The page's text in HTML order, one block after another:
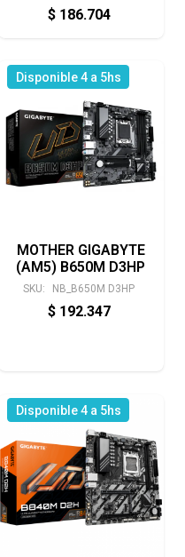
$ 186.704
Disponible 4 a 5hs
MOTHER GIGABYTE
(AM5) B650M D3HP
SKU: NB_B650M D3HP
$ 192.347
Disponible 4 a 5hs